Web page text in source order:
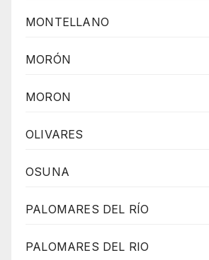
MONTELLANO
MORÓN
MORON
OLIVARES
OSUNA
PALOMARES DEL RÍO
PALOMARES DEL RIO